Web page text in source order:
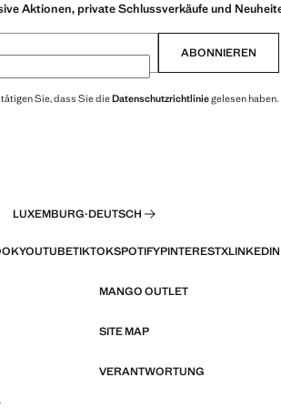
Aktionen, private Schlussverkäufe und
ABONNIEREN
Sie, dass Sie dieDatenschutzrichtliniegelesen haben.
LUXEMBURG·DEUTSCH
YOUTUBETIKTOKSPOTIFYPINTERESTXLINKEDIN
MANGO OUTLET
SITE MAP
VERANTWORTUNG